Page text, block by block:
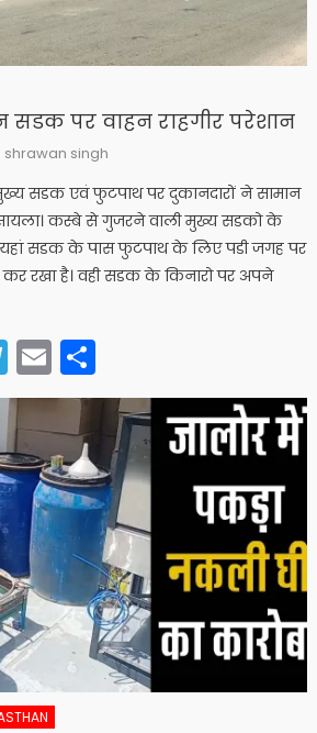
सडक पर वाहन राहगीर परेशान
Author
shrawan singh
सडक एवं फुटपाथ पर दुकानदारों ने सामान
कस्बे से गुजरने वाली मुख्य सडको के
यहां सडक के पास फुटपाथ के लिए पडी जगह पर
कर रखा है। वही सडक के किनारो पर अपने
Telegram
Email